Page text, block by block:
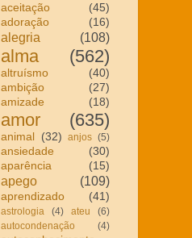
aceitação
(45)
adoração
(16)
alegria (108)
alma (562)
altruísmo
(40)
ambição
(27)
amizade
(18)
amor (635)
animal (32) anjos (5)
ansiedade
(30)
aparência
(15)
apego (109)
aprendizado (41)
astrologia (4) ateu
(6)
autocondenação
(4)